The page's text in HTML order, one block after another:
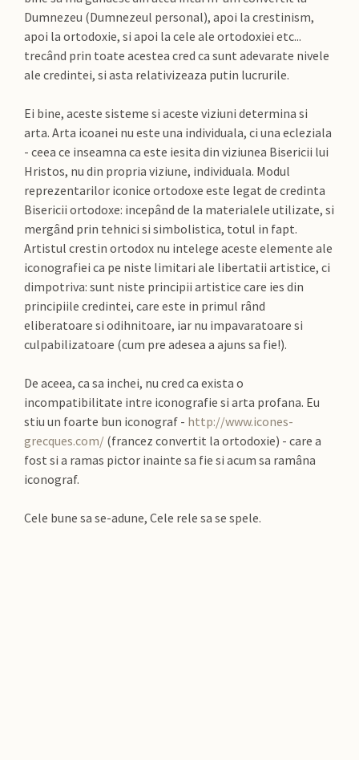
Dumnezeu (Dumnezeul personal), apoi la crestinism,
apoi la ortodoxie, si apoi la cele ale ortodoxiei etc...
trecând prin toate acestea cred ca sunt adevarate nivele
ale credintei, si asta relativizeaza putin lucrurile.
Ei bine, aceste sisteme si aceste viziuni determina si
arta. Arta icoanei nu este una individuala, ci una ecleziala
- ceea ce inseamna ca este iesita din viziunea Bisericii lui
Hristos, nu din propria viziune, individuala. Modul
reprezentarilor iconice ortodoxe este legat de credinta
Bisericii ortodoxe: incepând de la materialele utilizate, si
mergând prin tehnici si simbolistica, totul in fapt.
Artistul crestin ortodox nu intelege aceste elemente ale
iconografiei ca pe niste limitari ale libertatii artistice, ci
dimpotriva: sunt niste principii artistice care ies din
principiile credintei, care este in primul rând
eliberatoare si odihnitoare, iar nu impavaratoare si
culpabilizatoare (cum pre adesea a ajuns sa fie!).
De aceea, ca sa inchei, nu cred ca exista o
incompatibilitate intre iconografie si arta profana. Eu
stiu un foarte bun iconograf - http://www.icones-
grecques.com/ (francez convertit la ortodoxie) - care a
fost si a ramas pictor inainte sa fie si acum sa ramâna
iconograf.
Cele bune sa se-adune, Cele rele sa se spele.